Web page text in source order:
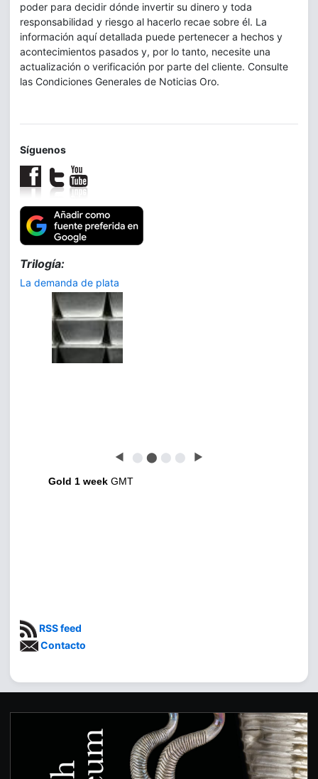
poder para decidir dónde invertir su dinero y toda
responsabilidad y riesgo al hacerlo recae sobre él. La
información aquí detallada puede pertenecer a hechos y
acontecimientos pasados y, por lo tanto, necesite una
actualización o verificación por parte del cliente. Consulte
las Condiciones Generales de Noticias Oro.
Síguenos
Trilogía:
La demanda de plata
◀ ⬤ ⬤ ⬤ ⬤ ▶
Gold 1 week GMT
RSS feed
Contacto